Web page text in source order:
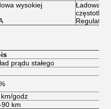
wysokiej
Regulator
prądu stałego
godz
km